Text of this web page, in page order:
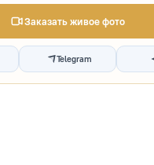
Заказать живое фото
Telegram